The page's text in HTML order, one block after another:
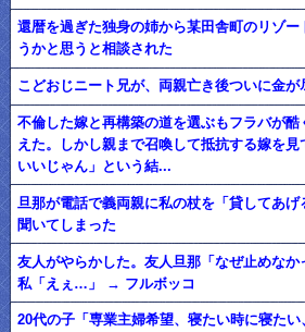
還暦を過ぎた独身の姉から某田舎町のリゾー
うかと思うと相談された
こどおじニート兄が、両親亡き後ついに金が
不倫した嫁と再構築の道を選ぶもフラバが
えた。しかし親まで召喚して抵抗する嫁を
いいじゃん」という結...
旦那が電話で義両親に私の杖を「貸してあ
聞いてしまった
友人がやらかした。友人旦那「なぜ止めなか
私「えぇ…」 → フルボッコ
20代の子「専業主婦希望、寝たい時に寝た